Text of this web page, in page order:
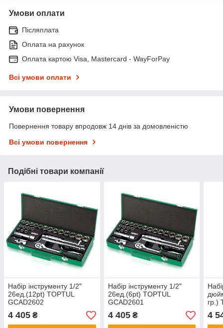
Умови оплати
Післяплата
Оплата на рахунок
Оплата картою Visa, Mastercard - WayForPay
Всі умови оплати
Умови повернення
Повернення товару впродовж 14 днів за домовленістю
Всі умови повернення
Подібні товари компанії
Набір інструменту 1/2"
26ед.(12pt) TOPTUL
GCAD2602
4 405 ₴
Набір інструменту 1/2"
26ед.(6pt) TOPTUL
GCAD2601
4 405₴
гр.)
4